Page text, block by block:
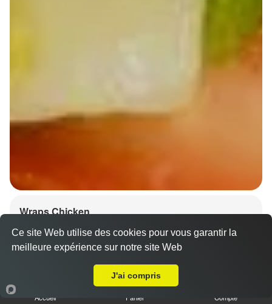
Wraps Chicken
8.50 €
Accueil Panier Compte
Ce site Web utilise des cookies pour vous garantir la
meilleure expérience sur notre site Web
J'ai compris